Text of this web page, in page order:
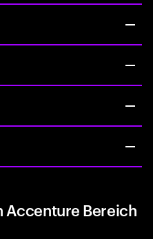
Accenture Bereich